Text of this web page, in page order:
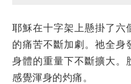
耶穌在十字架上懸掛了六
的痛苦不斷加劇。祂全身
身體的重量下不斷擴大。
感覺渾身的灼痛。